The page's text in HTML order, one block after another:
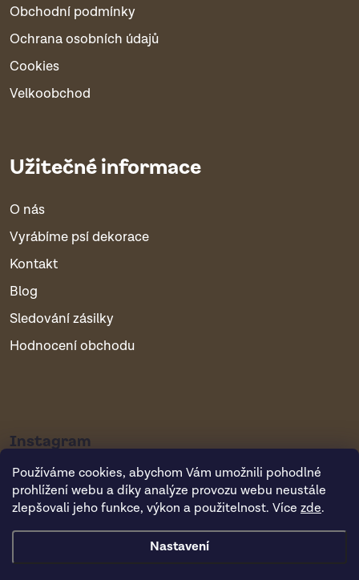
Používáme cookies, abychom Vám umožnili pohodlné
prohlížení webu a díky analýze provozu webu neustále
zlepšovali jeho funkce, výkon a použitelnost. Více zde.
Nastavení
Obchodní podmínky
Ochrana osobních údajů
Cookies
Velkoobchod
Užitečné informace
O nás
Vyrábíme psí dekorace
Kontakt
Blog
Sledování zásilky
Hodnocení obchodu
Instagram